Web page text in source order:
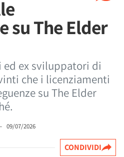
su The Elder
ex sviluppatori di
che i licenziamenti
su The Elder
09/07/2026
CONDIVIDI